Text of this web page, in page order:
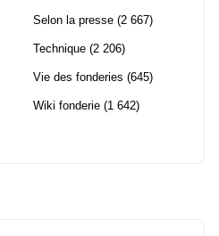
Selon la presse (2 667)
Technique (2 206)
Vie des fonderies (645)
Wiki fonderie (1 642)